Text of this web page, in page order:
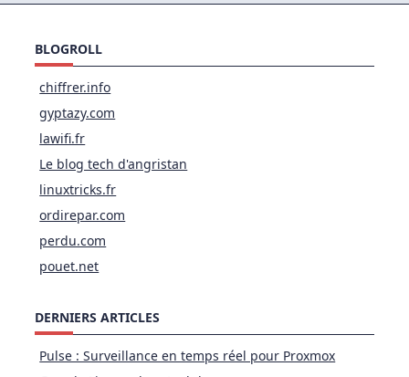
BLOGROLL
chiffrer.info
gyptazy.com
lawifi.fr
Le blog tech d'angristan
linuxtricks.fr
ordirepar.com
perdu.com
pouet.net
DERNIERS ARTICLES
Pulse : Surveillance en temps réel pour Proxmox